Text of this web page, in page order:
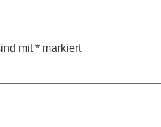
mit* markiert